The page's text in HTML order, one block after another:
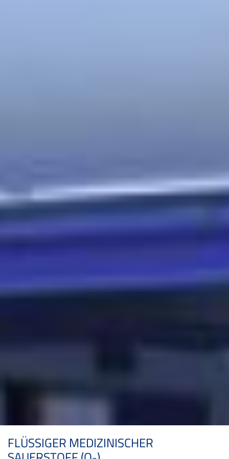
FLÜSSIGER MEDIZINISCHER